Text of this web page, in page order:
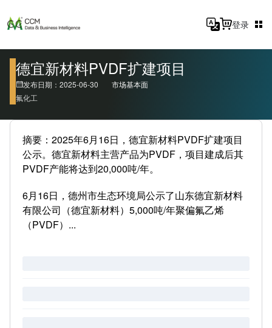
登录
德宜新材料PVDF扩建项目
发布日期：2025-06-30
市场基本面
氟化工
摘要：2025年6月16日，德宜新材料PVDF扩建项目
公示。德宜新材料主营产品为PVDF，项目建成后其
PVDF产能将达到20,000吨/年。
6月16日，德州市生态环境局公示了山东德宜新材料
有限公司（德宜新材料）5,000吨/年聚偏氟乙烯
（PVDF）...